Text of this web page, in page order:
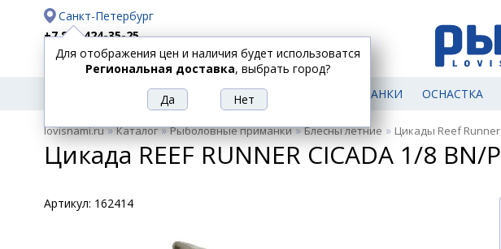
Санкт-Петербург
+7 812 424-35-25
Доставка
Оплата
Для отображения цен и наличия будет использоватся
Региональная доставка, выбрать город?
РЫБОЛОВНЫЕ
ТОВАРЫ
СПИННИНГИ КАТУШКИ ПРИМАНКИ ОСНАСТКА
lovisnami.ru»Каталог»Рыболовные приманки»Блесны летние » Цикады Reef Runner
Цикада REEF RUNNER CICADA 1/8 BN/P
Артикул: 162414